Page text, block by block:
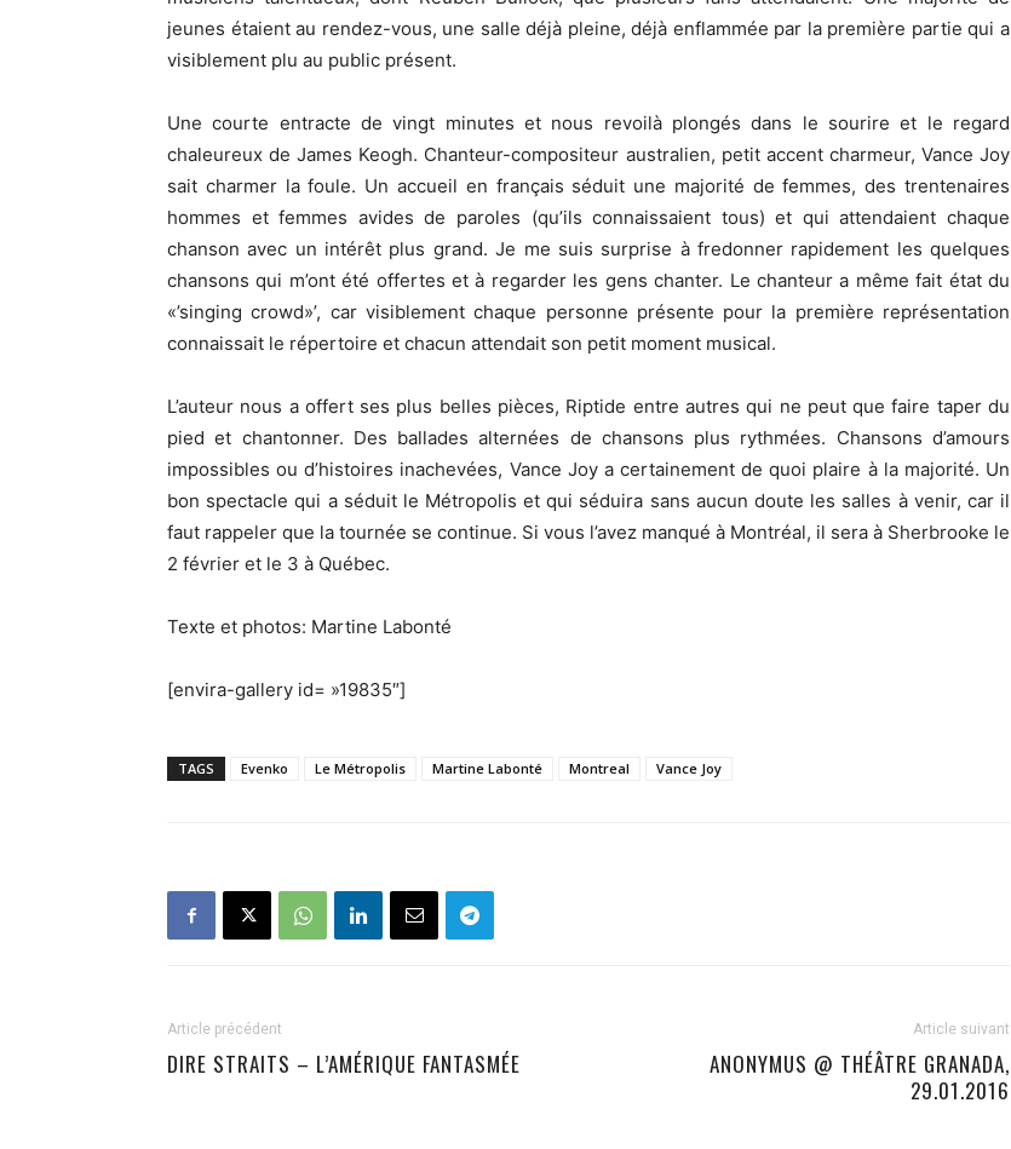
jeunes étaient au rendez-vous, une salle déjà pleine, déjà enflammée par la première partie qui a
visiblement plu au public présent.
Une courte entracte de vingt minutes et nous revoilà plongés dans le sourire et le regard
chaleureux de James Keogh. Chanteur-compositeur australien, petit accent charmeur, Vance Joy
sait charmer la foule. Un accueil en français séduit une majorité de femmes, des trentenaires
hommes et femmes avides de paroles (qu’ils connaissaient tous) et qui attendaient chaque
chanson avec un intérêt plus grand. Je me suis surprise à fredonner rapidement les quelques
chansons qui m’ont été offertes et à regarder les gens chanter. Le chanteur a même fait état du
«’singing crowd»’, car visiblement chaque personne présente pour la première représentation
connaissait le répertoire et chacun attendait son petit moment musical.
L’auteur nous a offert ses plus belles pièces, Riptide entre autres qui ne peut que faire taper du
pied et chantonner. Des ballades alternées de chansons plus rythmées. Chansons d’amours
impossibles ou d’histoires inachevées, Vance Joy a certainement de quoi plaire à la majorité. Un
bon spectacle qui a séduit le Métropolis et qui séduira sans aucun doute les salles à venir, car il
faut rappeler que la tournée se continue. Si vous l’avez manqué à Montréal, il sera à Sherbrooke le
2 février et le 3 à Québec.
Texte et photos: Martine Labonté
[envira-gallery id= »19835″]
TAGS Evenko Le Métropolis Martine Labonté Montreal Vance Joy
Article précédent
DIRE STRAITS – L’AMÉRIQUE FANTASMÉE
Article suivant
ANONYMUS @ THÉÂTRE GRANADA,
29.01.2016